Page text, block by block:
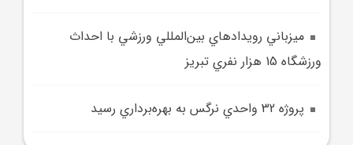
ميزباني رويدادهاي بين‌المللي ورزشي با احداث
ورزشگاه 15 هزار نفري تبريز
پروژه 32 واحدي نرگس به بهره‌برداري رسيد